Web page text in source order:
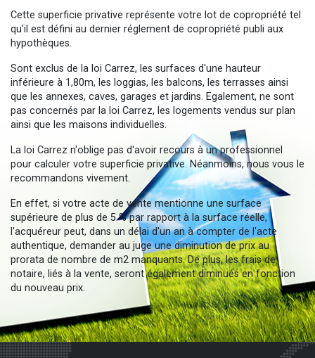
Cette superficie privative représente votre lot de copropriété tel
qu'il est défini au dernier réglement de copropriété publi aux
hypothèques.
Sont exclus de la loi Carrez, les surfaces d'une hauteur
inférieure à 1,80m, les loggias, les balcons, les terrasses ainsi
que les annexes, caves, garages et jardins. Egalement, ne sont
pas concernés par la loi Carrez, les logements vendus sur plan
ainsi que les maisons individuelles.
La loi Carrez n'oblige pas d'avoir recours à un professionnel
pour calculer votre superficie privative. Néanmoins, nous vous le
recommandons vivement.
En effet, si votre acte de vente mentionne une surface
supérieure de plus de 5 % par rapport à la surface réelle,
l'acquéreur peut, dans un délai d'un an à compter de l'acte
authentique, demander au juge une diminution de prix au
prorata de nombre de m2 manquants. De plus, les frais de
notaire, liés à la vente, seront également diminués en fonction
du nouveau prix.